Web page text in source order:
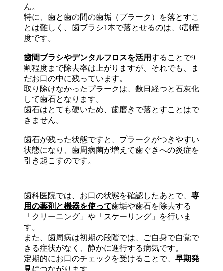
ん。
特に、歯と歯の間の歯垢（プラーク）を落とすこ
とは難しく、歯ブラシ1本で落とせるのは、6割程
度です。
歯間ブラシやデンタルフロスを活用することで9
割程度まで除去率は上がりますが、それでも、ま
だお口の中に残っています。
取り除けなかったプラークは、数日経つと石灰化
して歯石となります。
歯石はとても硬いため、歯磨きで落とすことはで
きません。
歯石が残った状態ですと、プラークがつきやすい
状態になり、歯周病菌が増えて歯ぐきへの炎症を
引き起こすのです。
歯科医院では、お口の状態を確認したあとで、 専
用の薬剤と機器を使って歯垢や歯石を除去する
「クリーニング」や「スケーリング」を行いま
す。
また、歯周病は初期の段階では、ご自身で自覚で
きる症状がなく、静かに進行する病気です。
定期的にお口のチェックを受けることで、 早期発
見につながります。